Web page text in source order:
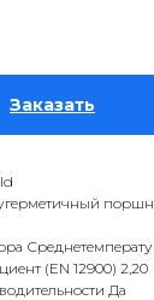
Заказать
(EN 12900) 2,20
Да